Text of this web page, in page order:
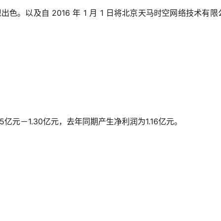
色。以及自 2016 年 1 月 1 日将北京天马时空网络技术有限
元－1.30亿元，去年同期产生净利润为1.16亿元。